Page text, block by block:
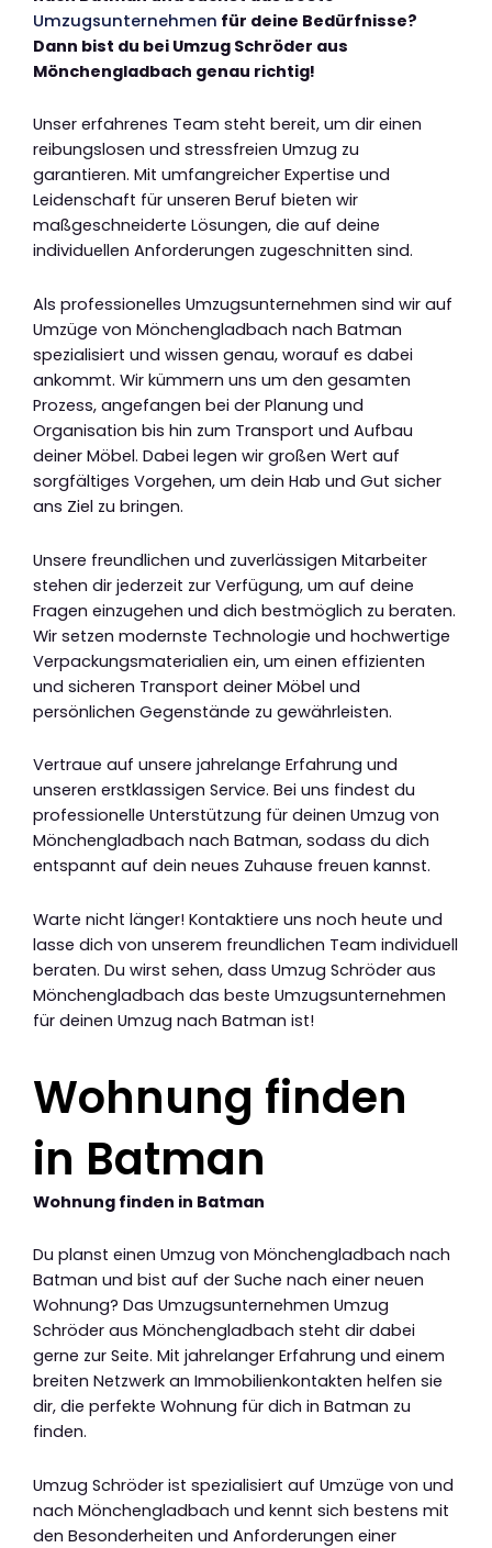
Umzugsunternehmen für deine Bedürfnisse?
Dann bist du bei Umzug Schröder aus
Mönchengladbach genau richtig!
Unser erfahrenes Team steht bereit, um dir einen
reibungslosen und stressfreien Umzug zu
garantieren. Mit umfangreicher Expertise und
Leidenschaft für unseren Beruf bieten wir
maßgeschneiderte Lösungen, die auf deine
individuellen Anforderungen zugeschnitten sind.
Als professionelles Umzugsunternehmen sind wir auf
Umzüge von Mönchengladbach nach Batman
spezialisiert und wissen genau, worauf es dabei
ankommt. Wir kümmern uns um den gesamten
Prozess, angefangen bei der Planung und
Organisation bis hin zum Transport und Aufbau
deiner Möbel. Dabei legen wir großen Wert auf
sorgfältiges Vorgehen, um dein Hab und Gut sicher
ans Ziel zu bringen.
Unsere freundlichen und zuverlässigen Mitarbeiter
stehen dir jederzeit zur Verfügung, um auf deine
Fragen einzugehen und dich bestmöglich zu beraten.
Wir setzen modernste Technologie und hochwertige
Verpackungsmaterialien ein, um einen effizienten
und sicheren Transport deiner Möbel und
persönlichen Gegenstände zu gewährleisten.
Vertraue auf unsere jahrelange Erfahrung und
unseren erstklassigen Service. Bei uns findest du
professionelle Unterstützung für deinen Umzug von
Mönchengladbach nach Batman, sodass du dich
entspannt auf dein neues Zuhause freuen kannst.
Warte nicht länger! Kontaktiere uns noch heute und
lasse dich von unserem freundlichen Team individuell
beraten. Du wirst sehen, dass Umzug Schröder aus
Mönchengladbach das beste Umzugsunternehmen
für deinen Umzug nach Batman ist!
Wohnung finden
in Batman
Wohnung finden in Batman
Du planst einen Umzug von Mönchengladbach nach
Batman und bist auf der Suche nach einer neuen
Wohnung? Das Umzugsunternehmen Umzug
Schröder aus Mönchengladbach steht dir dabei
gerne zur Seite. Mit jahrelanger Erfahrung und einem
breiten Netzwerk an Immobilienkontakten helfen sie
dir, die perfekte Wohnung für dich in Batman zu
finden.
Umzug Schröder ist spezialisiert auf Umzüge von und
nach Mönchengladbach und kennt sich bestens mit
den Besonderheiten und Anforderungen einer